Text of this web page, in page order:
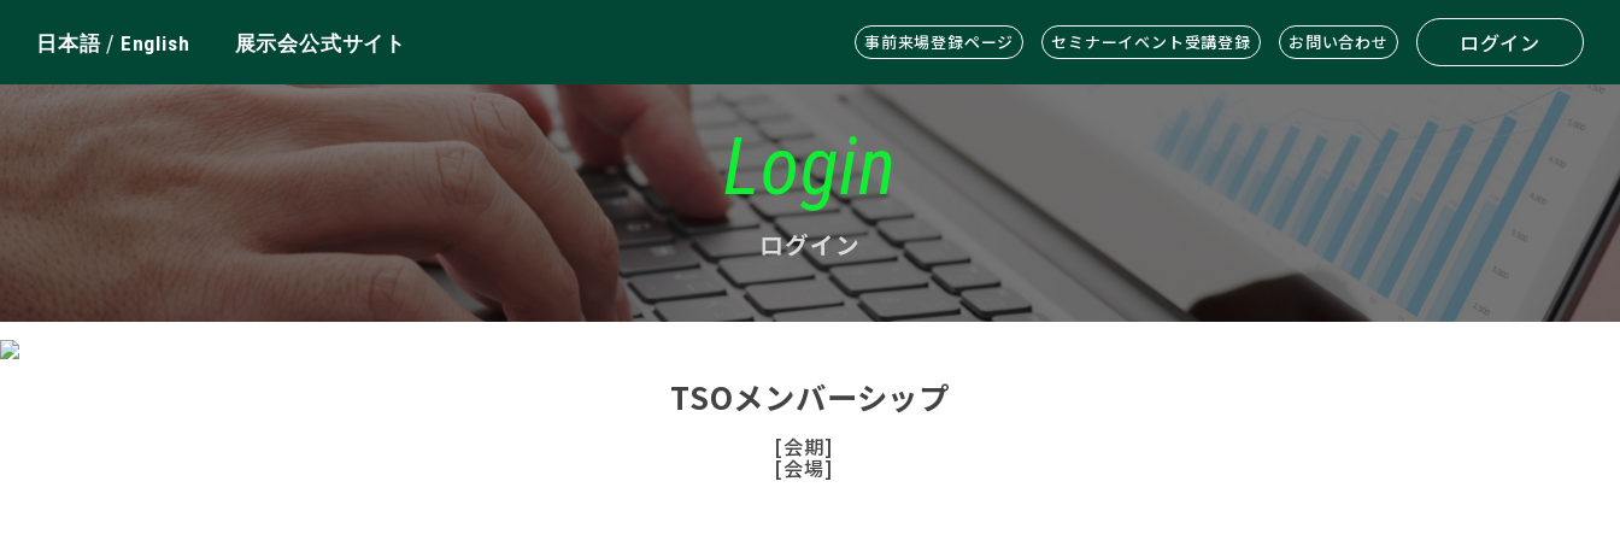
日本語/ English 展示会公式サイト 事前来場登録ページ セミナーイベント受講登録 お問い合わせ ログイン
Login
ログイン
TSOメンバーシップ
[会期]
[会場]